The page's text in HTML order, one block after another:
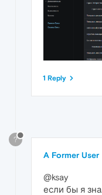
1 Reply
?
A Former User
@ksay
если бы я